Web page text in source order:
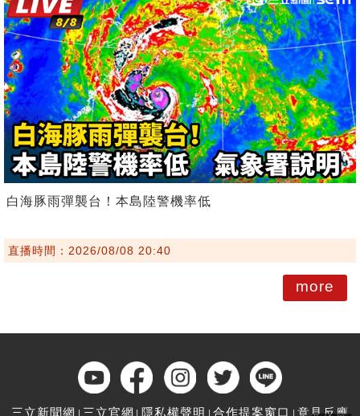
白海豚雨彈襲台！本島陸警機率低
直播時間：2026/08/08 20:40
more
三立新聞網 三立官網 隱私權聲明 合作提案窗口 意見反應